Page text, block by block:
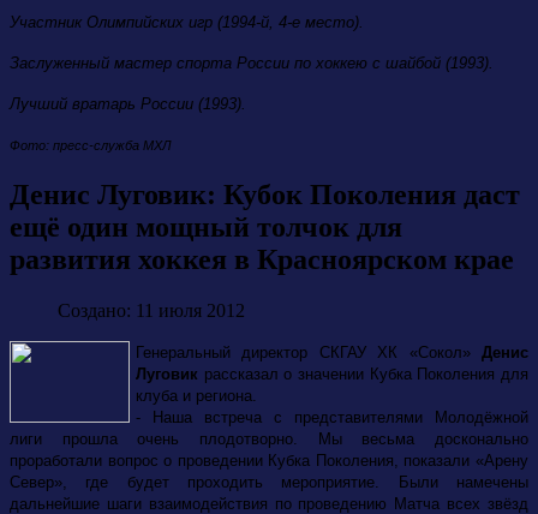
Участник Олимпийских игр (1994-й, 4-е место).
Заслуженный мастер спорта России по хоккею с шайбой (1993).
Лучший вратарь России (1993).
Фото: пресс-служба МХЛ
Денис Луговик: Кубок Поколения даст
ещё один мощный толчок для
развития хоккея в Красноярском крае
Создано: 11 июля 2012
Генеральный директор СКГАУ ХК «Сокол» Денис
Луговик рассказал о значении Кубка Поколения для
клуба и региона.
- Наша встреча с представителями Молодёжной
лиги прошла очень плодотворно. Мы весьма досконально
проработали вопрос о проведении Кубка Поколения, показали «Арену
Север», где будет проходить мероприятие. Были намечены
дальнейшие шаги взаимодействия по проведению Матча всех звёзд